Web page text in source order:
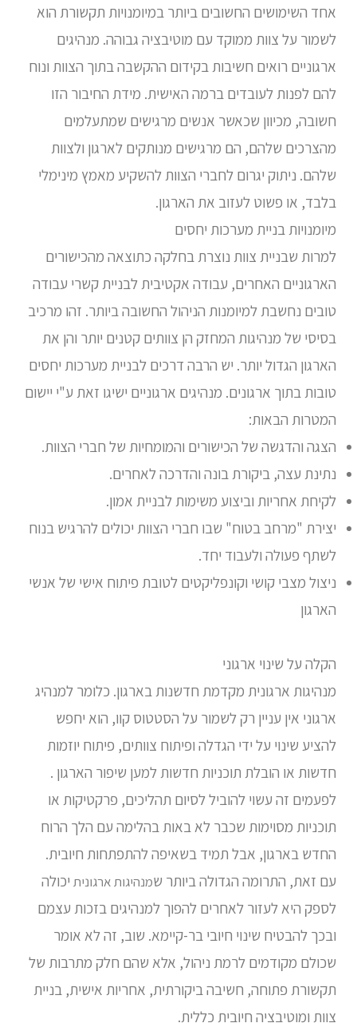
אחד השימושים החשובים ביותר במיומנויות תקשורת הוא
לשמור על צוות ממוקד עם מוטיבציה גבוהה. מנהיגים
ארגוניים רואים חשיבות בקידום ההקשבה בתוך הצוות ונוח
להם לפנות לעובדים ברמה האישית. מידת החיבור הזו
חשובה, מכיוון שכאשר אנשים מרגישים שמתעלמים
מהצרכים שלהם, הם מרגישים מנותקים לארגון ולצוות
שלהם. ניתוק יגרום לחברי הצוות להשקיע מאמץ מינימלי
בלבד, או פשוט לעזוב את הארגון.
מיומנויות בניית מערכות יחסים
למרות שבניית צוות נוצרת בחלקה כתוצאה מהכישורים
הארגוניים האחרים, עבודה אקטיבית לבניית קשרי עבודה
טובים נחשבת למיומנות הניהול החשובה ביותר. זהו מרכיב
בסיסי של מנהיגות המחזק הן צוותים קטנים יותר והן את
הארגון הגדול יותר. יש הרבה דרכים לבניית מערכות יחסים
טובות בתוך ארגונים. מנהיגים ארגוניים ישיגו זאת ע"י יישום
המטרות הבאות:
הצגה והדגשה של הכישורים והמומחיות של חברי הצוות.
נתינת עצה, ביקורת בונה והדרכה לאחרים.
לקיחת אחריות וביצוע משימות לבניית אמון.
יצירת "מרחב בטוח" שבו חברי הצוות יכולים להרגיש בנוח
לשתף פעולה ולעבוד יחד.
ניצול מצבי קושי וקונפליקטים לטובת פיתוח אישי של אנשי
הארגון
הקלה על שינוי ארגוני
מנהיגות ארגונית מקדמת חדשנות בארגון. כלומר למנהיג
ארגוני אין עניין רק לשמור על הסטטוס קוו, הוא יחפש
להציע שינוי על ידי הגדלה ופיתוח צוותים, פיתוח יוזמות
חדשות או הובלת תוכניות חדשות למען שיפור הארגון .
לפעמים זה עשוי להוביל לסיום תהליכים, פרקטיקות או
תוכניות מסוימות שכבר לא באות בהלימה עם הלך הרוח
החדש בארגון, אבל תמיד בשאיפה להתפתחות חיובית.
עם זאת, התרומה הגדולה ביותר שמנהיגות ארגונית יכולה
לספק היא לעזור לאחרים להפוך למנהיגים בזכות עצמם
ובכך להבטיח שינוי חיובי בר-קיימא. שוב, זה לא אומר
שכולם מקודמים לרמת ניהול, אלא שהם חלק מתרבות של
תקשורת פתוחה, חשיבה ביקורתית, אחריות אישית, בניית
צוות ומוטיבציה חיובית כללית.